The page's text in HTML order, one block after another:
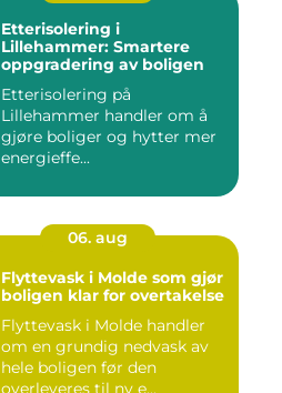
Etterisolering i
Lillehammer: Smartere
oppgradering av boligen
Etterisolering på
Lillehammer handler om å
gjøre boliger og hytter mer
energieffe...
06. aug
Flyttevask i Molde som gjør
boligen klar for overtakelse
Flyttevask i Molde handler
om en grundig nedvask av
hele boligen før den
overleveres til ny e...